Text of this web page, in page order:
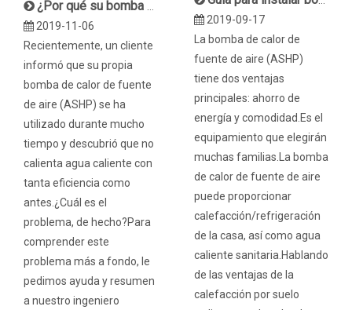
¿Por qué su bomba de calor con fuente de aire no calienta el agua de manera eficiente?
2019-11-06
Recientemente, un cliente
informó que su propia
bomba de calor de fuente
de aire (ASHP) se ha
utilizado durante mucho
tiempo y descubrió que no
calienta agua caliente con
tanta eficiencia como
antes.¿Cuál es el
problema, de hecho?Para
comprender este
problema más a fondo, le
pedimos ayuda y resumen
a nuestro ingeniero
2019-09-17
La bomba de calor de
fuente de aire (ASHP)
tiene dos ventajas
principales: ahorro de
energía y comodidad.Es el
equipamiento que elegirán
muchas familias.La bomba
de calor de fuente de aire
puede proporcionar
calefacción/refrigeración
de la casa, así como agua
caliente sanitaria.Hablando
de las ventajas de la
calefacción por suelo